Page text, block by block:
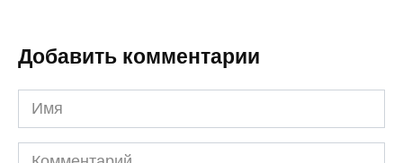
Добавить комментарии
Имя
Комментарий